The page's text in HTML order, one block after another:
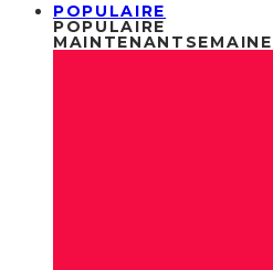
POPULAIRE
POPULAIRE
MAINTENANT SEMAINE